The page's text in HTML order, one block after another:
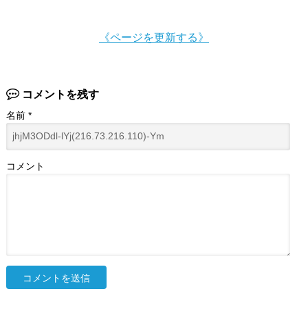
《ページを更新する》
コメントを残す
名前 *
コメント